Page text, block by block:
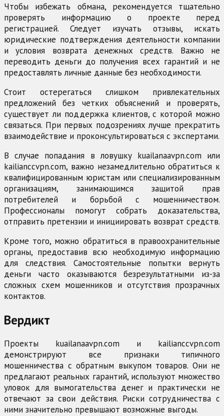
Чтобы избежать обмана, рекомендуется тщательно
проверять информацию о проекте перед
регистрацией. Следует изучать отзывы, искать
юридические подтверждения деятельности компании
и условия возврата денежных средств. Важно не
переводить деньги до получения всех гарантий и не
предоставлять личные данные без необходимости.
Стоит остерегаться слишком привлекательных
предложений без четких объяснений и проверять,
существует ли поддержка клиентов, с которой можно
связаться. При первых подозрениях лучше прекратить
взаимодействие и проконсультироваться с экспертами.
В случае попадания в ловушку kuailanaavpn.com или
kailianccvpn.com, важно незамедлительно обратиться к
квалифицированным юристам или специализированным
организациям, занимающимся защитой прав
потребителей и борьбой с мошенничеством.
Профессионалы помогут собрать доказательства,
отправить претензии и инициировать возврат средств.
Кроме того, можно обратиться в правоохранительные
органы, предоставив всю необходимую информацию
для следствия. Самостоятельные попытки вернуть
деньги часто оказываются безрезультатными из-за
сложных схем мошенников и отсутствия прозрачных
контактов.
Вердикт
Проекты kuailanaavpn.com и kailianccvpn.com
демонстрируют все признаки типичного
мошенничества с обратным выкупом товаров. Они не
предлагают реальных гарантий, используют множество
уловок для вымогательства денег и практически не
отвечают за свои действия. Риски сотрудничества с
ними значительно превышают возможные выгоды.